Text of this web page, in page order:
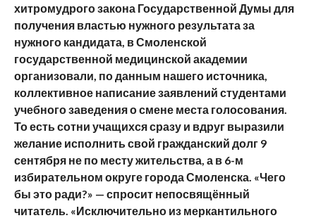
хитромудрого закона Государственной Думы для
получения властью нужного результата за
нужного кандидата, в Смоленской
государственной медицинской академии
организовали, по данным нашего источника,
коллективное написание заявлений студентами
учебного заведения о смене места голосования.
То есть сотни учащихся сразу и вдруг выразили
желание исполнить свой гражданский долг 9
сентября не по месту жительства, а в 6-м
избирательном округе города Смоленска. «Чего
бы это ради?» — спросит непосвящённый
читатель. «Исключительно из меркантильного